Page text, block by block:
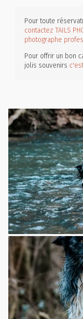
Pour toute
contactez TAILS
photographe
Pour offrir un bon
jolis souvenirs